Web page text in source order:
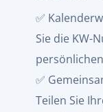
✅
Sie die KW-
✅
Teilen Sie